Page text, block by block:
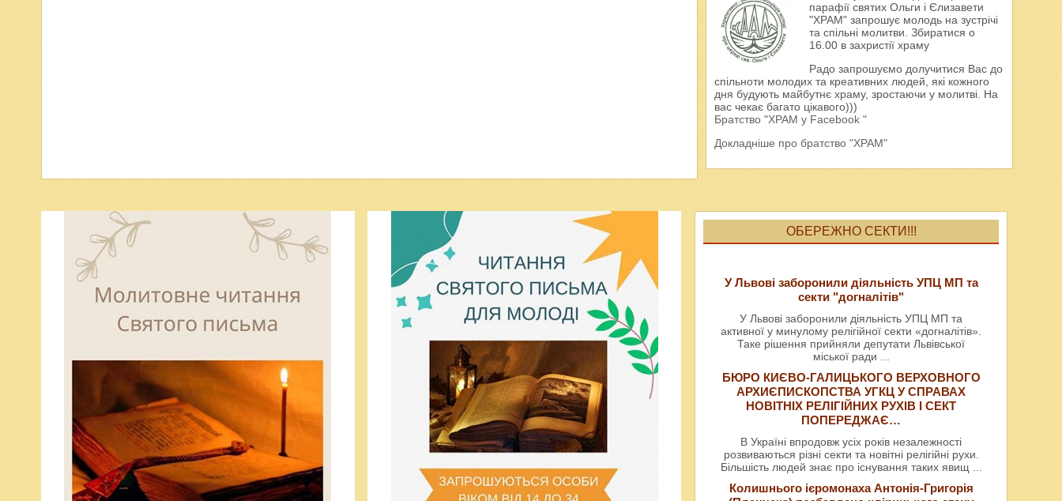
парафії святих Ольги і Єлизавети
"ХРАМ" запрошує молодь на зустрічі
та спільні молитви. Збиратися о
16.00 в захристії храму
Радо запрошуємо долучитися Вас до
спільноти молодих та креативних людей, які кожного
дня будують майбутнє храму, зростаючи у молитві. На
вас чекає багато цікавого)))
Братство "ХРАМ у Facebook "
Докладніше про братство "ХРАМ"
ОБЕРЕЖНО СЕКТИ!!!
У Львові заборонили діяльність УПЦ МП та
секти "догналітів"
У Львові заборонили діяльність УПЦ МП та
активної у минулому релігійної секти «догналітів».
Таке рішення прийняли депутати Львівської
міської ради
БЮРО КИЄВО-ГАЛИЦЬКОГО ВЕРХОВНОГО
АРХИЄПИСКОПСТВА УГКЦ У СПРАВАХ
НОВІТНІХ РЕЛІГІЙНИХ РУХІВ І СЕКТ
ПОПЕРЕДЖАЄ…
В Україні впродовж усіх років незалежності
розвиваються різні секти та новітні релігійні рухи.
Більшість людей знає про існування таких явищ
Колишнього ієромонаха Антонія-Григорія